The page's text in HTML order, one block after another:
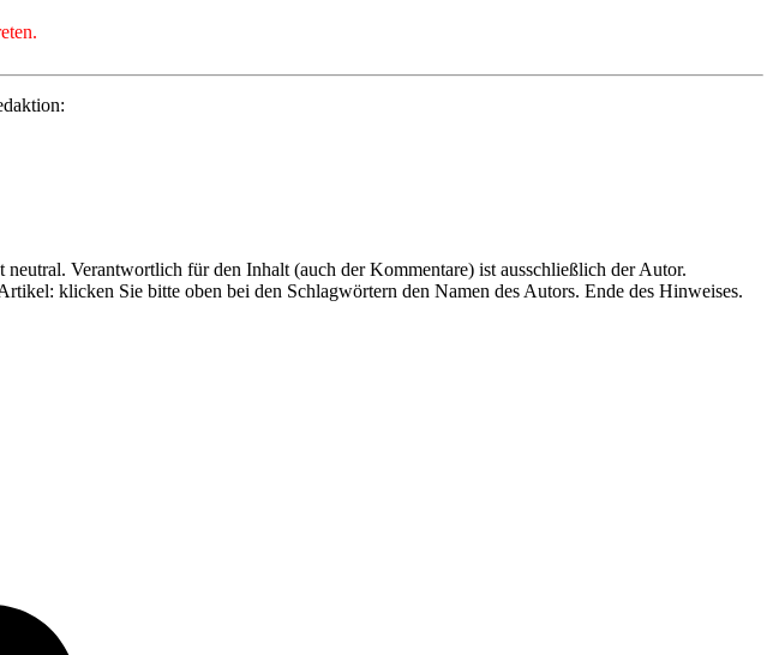
Verantwortlich für den Inhalt (auch der Kommentare) ist ausschließlich der Autor.
klicken Sie bitte oben bei den Schlagwörtern den Namen des Autors. Ende des Hinweises.